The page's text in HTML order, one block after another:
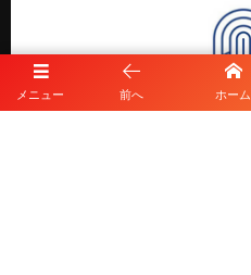
メニュー 前へ ホーム